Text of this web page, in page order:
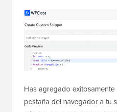
Finalmente, haz clic en el
cambia el interruptor de